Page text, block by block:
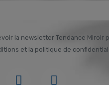
la newsletter Tendance Miroir
et la politique de